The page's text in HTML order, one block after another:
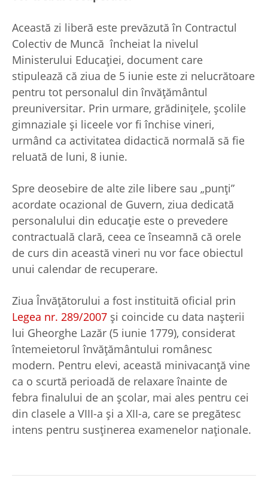
Această zi liberă este prevăzută în Contractul
Colectiv de Muncă încheiat la nivelul
Ministerului Educației, document care
stipulează că ziua de 5 iunie este zi nelucrătoare
pentru tot personalul din învățământul
preuniversitar. Prin urmare, grădinițele, școlile
gimnaziale și liceele vor fi închise vineri,
urmând ca activitatea didactică normală să fie
reluată de luni, 8 iunie.
Spre deosebire de alte zile libere sau „punți”
acordate ocazional de Guvern, ziua dedicată
personalului din educație este o prevedere
contractuală clară, ceea ce înseamnă că orele
de curs din această vineri nu vor face obiectul
unui calendar de recuperare.
Ziua Învățătorului a fost instituită oficial prin
Legea nr. 289/2007 și coincide cu data nașterii
lui Gheorghe Lazăr (5 iunie 1779), considerat
întemeietorul învățământului românesc
modern. Pentru elevi, această minivacanță vine
ca o scurtă perioadă de relaxare înainte de
febra finalului de an școlar, mai ales pentru cei
din clasele a VIII-a și a XII-a, care se pregătesc
intens pentru susținerea examenelor naționale.